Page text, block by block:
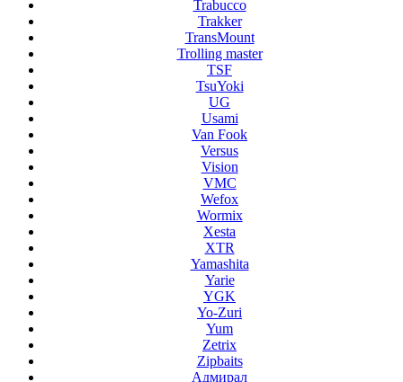
Trabucco
Trakker
TransMount
Trolling master
TSF
TsuYoki
UG
Usami
Van Fook
Versus
Vision
VMC
Wefox
Wormix
Xesta
XTR
Yamashita
Yarie
YGK
Yo-Zuri
Yum
Zetrix
Zipbaits
Адмирал